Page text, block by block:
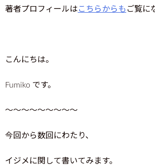
著者プロフィールは こちらからも ご覧に
こんにちは。
Fumiko です。
～～～～～～～～～
今回から数回にわたり、
イジメに関して書いてみます。